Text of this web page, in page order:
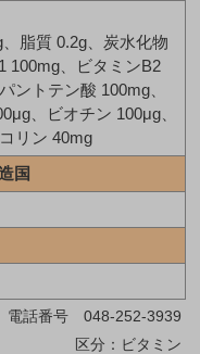
脂質 0.2g、炭水化物
100mg、ビタミンB2
ントテン酸 100mg、
、ビオチン 100μg、
リン 40mg
国
電話番号 048-252-3939
区分：ビタミン